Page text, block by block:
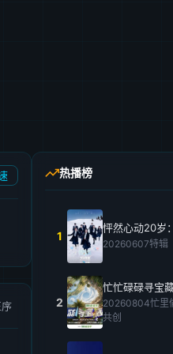
热播榜
1
怦然心动20岁
20260607特辑
2
忙忙碌碌寻宝
20260804忙里
共创